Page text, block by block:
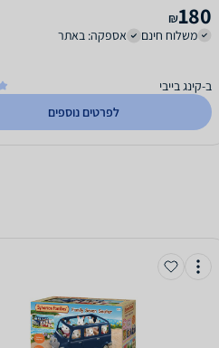
180
₪
משלוח חינם
אספקה: באתר
ב-קינג בייבי
לפרטים נוספים